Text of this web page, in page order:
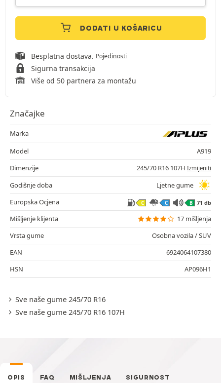
DODATI U KOŠARICU
Besplatna dostava. Pojedinosti
Sigurna transakcija
Više od 50 partnera za montažu
Značajke
Marka
Model
A919
Dimenzije
245/70 R16 107H Izmijeniti
Godišnje doba
Ljetne gume
Europska Ocjena
C C B 71 db
Mišljenje klijenta
17 mišljenja
Vrsta gume
Osobna vozila / SUV
EAN
6924064107380
HSN
AP096H1
Sve naše gume 245/70 R16
Sve naše gume 245/70 R16 107H
OPIS FAQ MIŠLJENJA SIGURNOST